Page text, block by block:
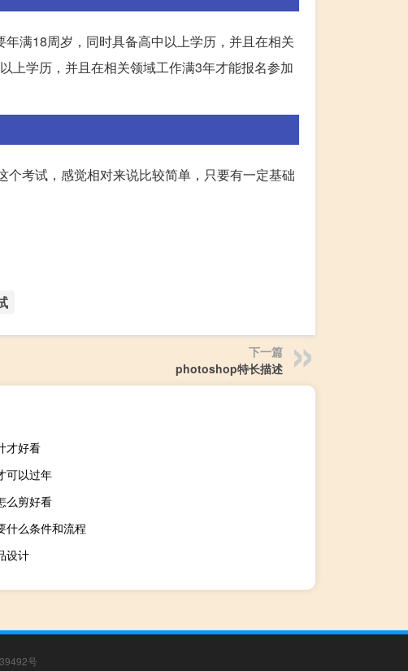
满18周岁，同时具备高中以上学历，并且在相关
上学历，并且在相关领域工作满3年才能报名参加
考试，感觉相对来说比较简单，只要有一定基础
下一篇
photoshop特长描述
才好看
可以过年
么剪好看
什么条件和流程
设计
号